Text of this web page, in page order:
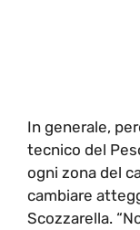
In generale,
tecnico del
ogni zona del
cambiare
Scozzarella.